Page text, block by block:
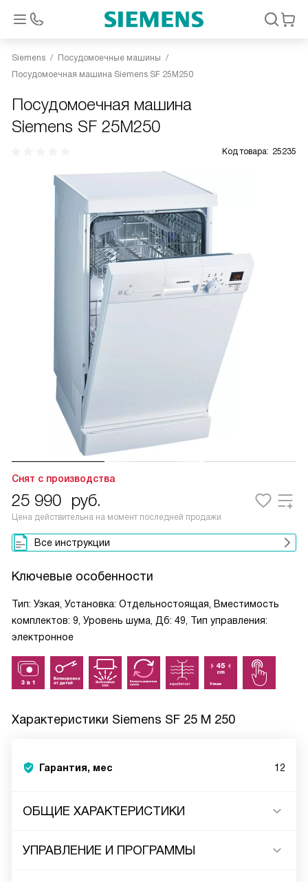
Siemens
Посудомоечные машины
Посудомоечная машина Siemens SF 25M250
Посудомоечная машина
Siemens SF 25M250
Код товара: 25235
Снят с производства
25 990 руб.
Цена действительна на момент последней продажи
Все инструкции
Ключевые особенности
Тип: Узкая, Установка: Отдельностоящая, Вместимость
комплектов: 9, Уровень шума, Дб: 49, Тип управления:
электронное
Характеристики Siemens SF 25 M 250
Гарантия, мес 12
ОБЩИЕ ХАРАКТЕРИСТИКИ
УПРАВЛЕНИЕ И ПРОГРАММЫ